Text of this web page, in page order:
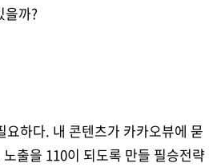
을까?
하다. 내 콘텐츠가 카카오뷰에 묻
출을 110이 되도록 만들 필승전략